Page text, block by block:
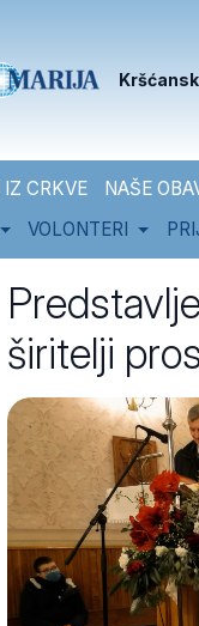
CRKVE NAŠE
VOLONTERI
širitelji